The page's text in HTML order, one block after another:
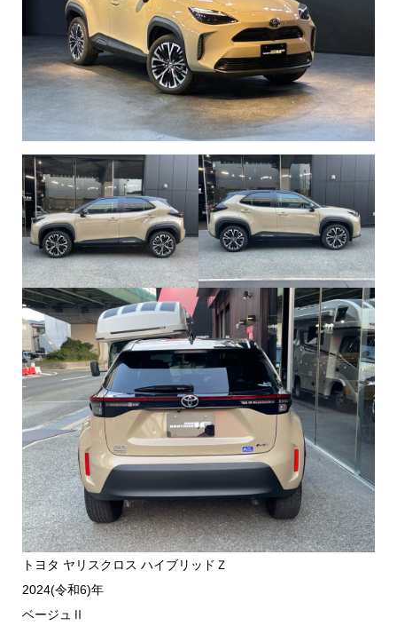
トヨタ ヤリスクロス ハイブリッドＺ
2024(令和6)年
ベージュⅡ